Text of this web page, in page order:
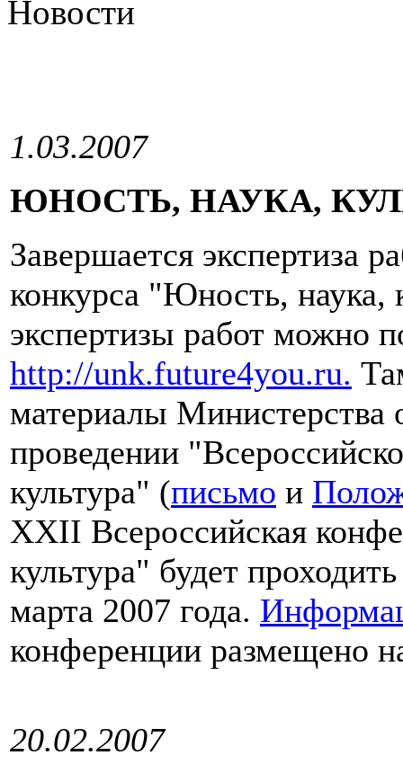
Новости
1.03.2007
ЮНОСТЬ, НАУКА,
Завершается экспертиза
конкурса "Юность, наука,
экспертизы работ можно
http://unk.future4you.ru.
материалы Министерства
проведении
культура" (письмо и
XXII Всероссийская
культура" будет
марта 2007 года.
конференции размещено
20.02.2007